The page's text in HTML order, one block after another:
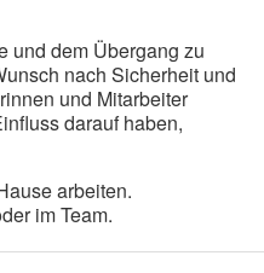
und dem Übergang zu
nach Sicherheit und
und Mitarbeiter
darauf haben,
arbeiten.
im Team.